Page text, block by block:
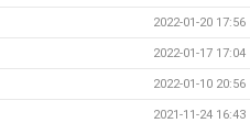
2022-01-20 17:56
2022-01-17 17:04
2022-01-10 20:56
2021-11-24 16:43